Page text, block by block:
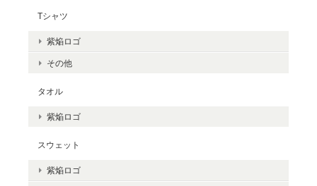
Tシャツ
紫焔ロゴ
その他
タオル
紫焔ロゴ
スウェット
紫焔ロゴ